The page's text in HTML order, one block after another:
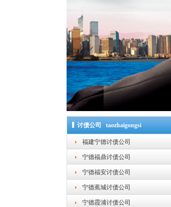
讨债公司 taozhaigongsi
福建宁德讨债公司
宁德福鼎讨债公司
宁德福安讨债公司
宁德蕉城讨债公司
宁德霞浦讨债公司